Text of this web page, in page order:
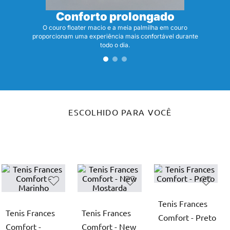
Conforto prolongado
O couro floater macio e a meia palmilha em couro
proporcionam uma experiência mais confortável durante
todo o dia.
ESCOLHIDO PARA VOCÊ
Tenis Frances
Comfort -
Tenis Frances
Comfort - New
Tenis Frances
Comfort - Preto